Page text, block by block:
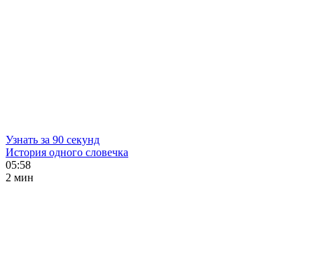
Узнать за 90 секунд
История одного словечка
05:58
2 мин